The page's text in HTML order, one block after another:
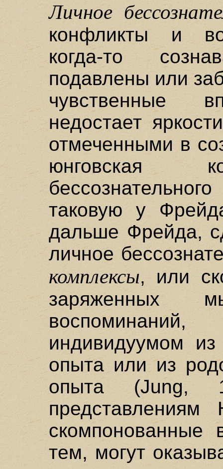
Личное
конфликты и
когда-то
подавлены или
чувственные
недостает
отмеченными в
юнговская
таковую у
дальше Фрейда,
личное
комплексы, или
заряженных
индивидуумом
опыта или из
опыта (Jung,
скомпонованные
тем, могут